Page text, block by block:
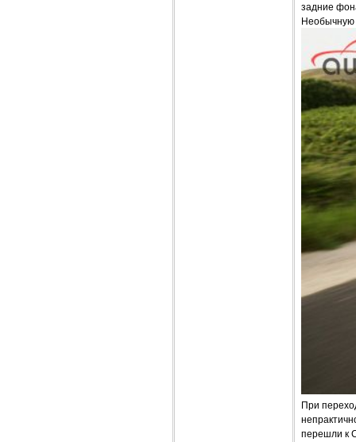
задние
Необычную
При
перешли к